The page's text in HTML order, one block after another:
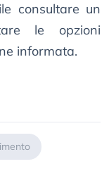
consultare un
le opzioni
informata.